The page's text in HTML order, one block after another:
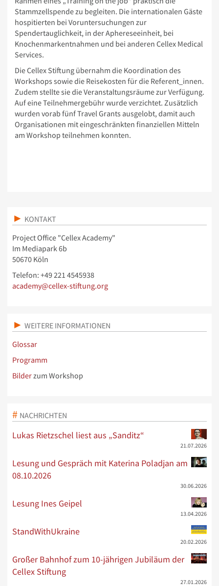
Stammzellspende zu begleiten. Die internationalen Gäste
hospitierten bei Voruntersuchungen zur
Spendertauglichkeit, in der Aphereseeinheit, bei
Knochenmarkentnahmen und bei anderen Cellex Medical
Services.
Die Cellex Stiftung übernahm die Koordination des
Workshops sowie die Reisekosten für die Referent_innen.
Zudem stellte sie die Veranstaltungsräume zur Verfügung.
Auf eine Teilnehmergebühr wurde verzichtet. Zusätzlich
wurden vorab fünf Travel Grants ausgelobt, damit auch
Organisationen mit eingeschränkten finanziellen Mitteln
am Workshop teilnehmen konnten.
KONTAKT
Project Office "Cellex Academy"
Im Mediapark 6b
50670 Köln
Telefon: +49 221 4545938
academy@cellex-stiftung.org
WEITERE INFORMATIONEN
Glossar
Programm
Bilder zum Workshop
NACHRICHTEN
Lukas Rietzschel liest aus „Sanditz“
21.07.2026
Lesung und Gespräch mit Katerina Poladjan am
08.10.2026
30.06.2026
Lesung Ines Geipel
13.04.2026
StandWithUkraine
20.02.2026
Großer Bahnhof zum 10-jährigen Jubiläum der
Cellex Stiftung
27.01.2026